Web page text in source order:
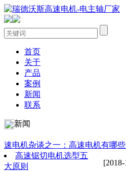
首页
关于
产品
案例
新闻
联系
新闻
速电机杂谈之一：高速电机有哪
高速锯切电机选型五
大原则